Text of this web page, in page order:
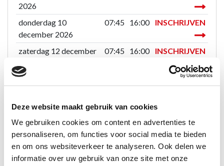
Deze website maakt gebruik van cookies
We gebruiken cookies om content en advertenties te
personaliseren, om functies voor social media te bieden
en om ons websiteverkeer te analyseren. Ook delen we
informatie over uw gebruik van onze site met onze
2026
donderdag 10
december 2026
07:45 16:00 INSCHRIJVEN
zaterdag 12 december
07:45 16:00 INSCHRIJVEN
woensdag 16
INSCHRIJVEN
maandag 21 december
2026
07:45 16:00 INSCHRIJVEN
dinsdag 29 december
2026
07:45 16:00 INSCHRIJVEN